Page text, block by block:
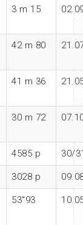
3 m 15
42 m 80
41 m 36
30 m 72
4585 p 30/
3028 p
53″93